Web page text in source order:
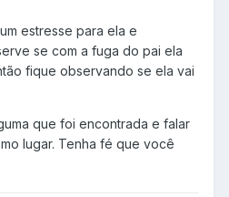
estresse para ela e
se com a fuga do pai ela
fique observando se ela vai
que foi encontrada e falar
lugar. Tenha fé que você